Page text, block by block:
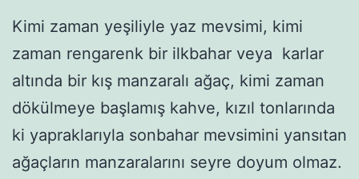
Kimi zaman yeşiliyle yaz mevsimi, kimi
zaman rengarenk bir ilkbahar veya karlar
altında bir kış manzaralı ağaç, kimi zaman
dökülmeye başlamış kahve, kızıl tonlarında
ki yapraklarıyla sonbahar mevsimini yansıtan
ağaçların manzaralarını seyre doyum olmaz.